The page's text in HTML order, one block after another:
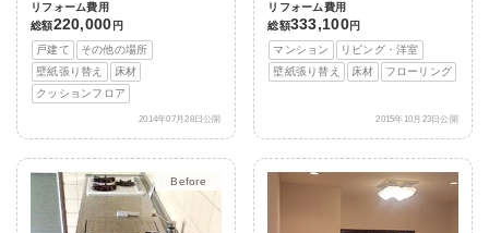
リフォーム費用
総額220,000 円
戸建て
その他の場所
壁紙張り替え
床材
クッションフロア
2014年07月28日公開
リフォーム費用
総額333,100円
マンション
リビング・洋室
壁紙張り替え
床材 フローリング
2015年10月23日公開
After